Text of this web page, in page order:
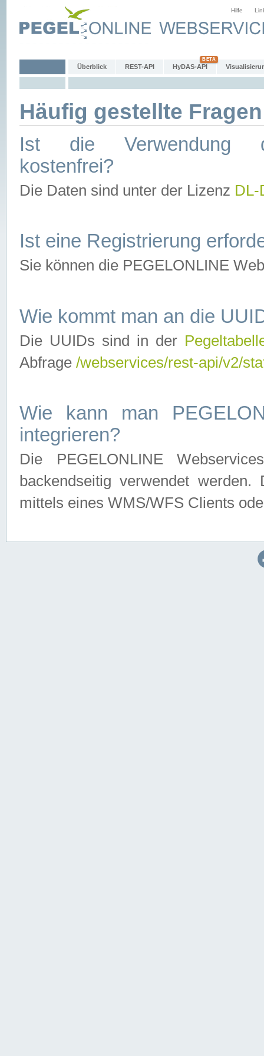
Hilfe
Überblick REST-API HyDAS-API
Häufig gestellte
Ist die Verwendung
kostenfrei?
Die Daten sind unter der Lizenz
Ist eine Registrierung
Sie können die PEGELONLINE
Wie kommt man an die
Die UUIDs sind in der
Abfrage /webservices/rest-api/v2/
Wie kann man
integrieren?
Die PEGELONLINE
backendseitig verwendet
mittels eines WMS/WFS Clients